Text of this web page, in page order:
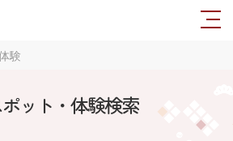
験
ット・体験検索